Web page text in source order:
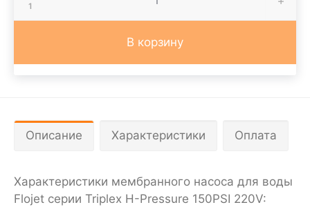
1
В корзину
Описание Характеристики Оплата
Характеристики мембранного насоса для воды
Flojet серии Triplex H-Pressure 150PSI 220V: